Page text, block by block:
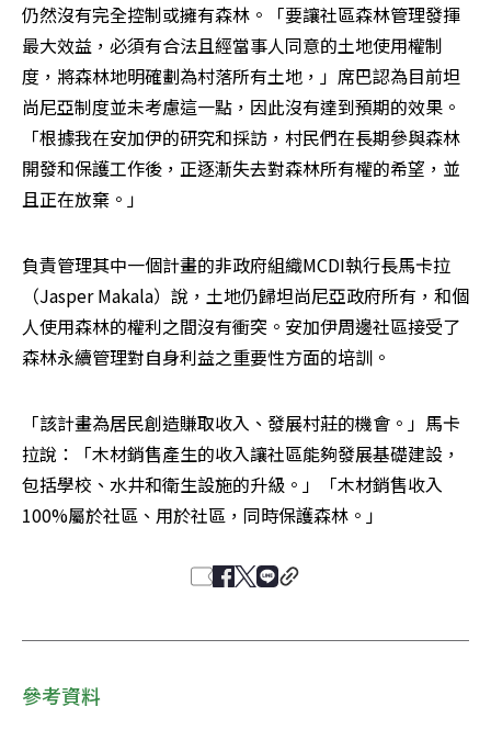
仍然沒有完全控制或擁有森林。「要讓社區森林管理發揮
最大效益，必須有合法且經當事人同意的土地使用權制
度，將森林地明確劃為村落所有土地，」席巴認為目前坦
尚尼亞制度並未考慮這一點，因此沒有達到預期的效果。
「根據我在安加伊的研究和採訪，村民們在長期參與森林
開發和保護工作後，正逐漸失去對森林所有權的希望，並
且正在放棄。」
負責管理其中一個計畫的非政府組織MCDI執行長馬卡拉
（Jasper Makala）說，土地仍歸坦尚尼亞政府所有，和個
人使用森林的權利之間沒有衝突。安加伊周邊社區接受了
森林永續管理對自身利益之重要性方面的培訓。
「該計畫為居民創造賺取收入、發展村莊的機會。」馬卡
拉說：「木材銷售產生的收入讓社區能夠發展基礎建設，
包括學校、水井和衛生設施的升級。」「木材銷售收入
100%屬於社區、用於社區，同時保護森林。」
參考資料